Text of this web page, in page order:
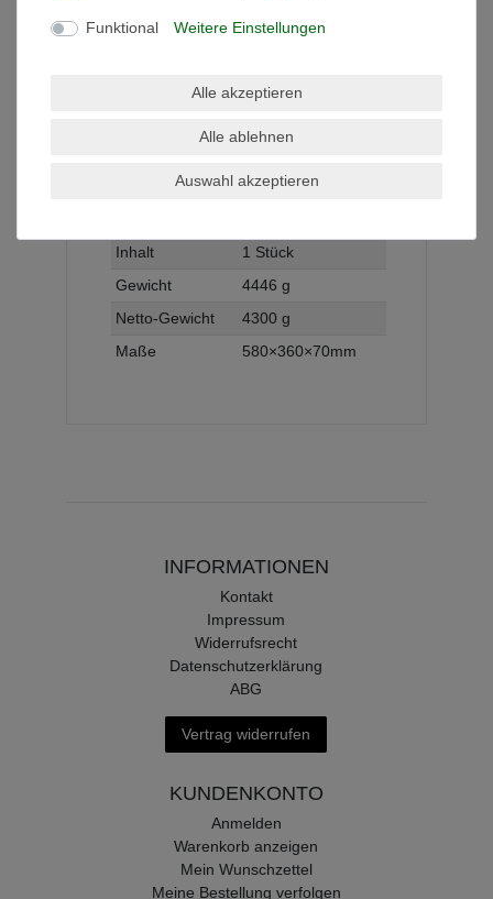
Technisches
Wert
Art.-ID
1670
Altersfreigabe
Ohne
Hersteller
VIDEX
Inhalt
1 Stück
Gewicht
4446 g
Netto-Gewicht
4300 g
Maße
580×360×70mm
INFORMATIONEN
Kontakt
Impressum
Widerrufsrecht
Datenschutzerklärung
ABG
Vertrag widerrufen
KUNDENKONTO
Anmelden
Warenkorb anzeigen
Mein Wunschzettel
Meine Bestellung verfolgen
Funktional Weitere Einstellungen
Alle akzeptieren
Alle ablehnen
Auswahl akzeptieren